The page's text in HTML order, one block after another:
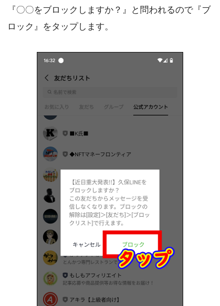
『〇〇をブロックしますか？』と問われるので『ブ
ロック』をタップします。